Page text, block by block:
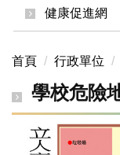
健康促進網
首頁 行政單位
學校危險